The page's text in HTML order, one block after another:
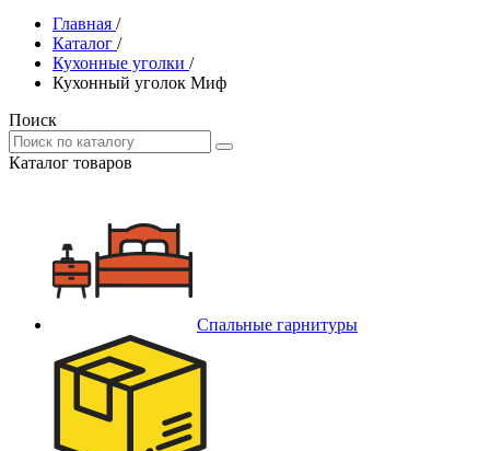
Главная /
Каталог /
Кухонные уголки /
Кухонный уголок Миф
Поиск
Каталог товаров
Спальные гарнитуры